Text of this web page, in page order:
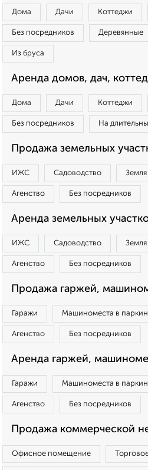
Дома Дачи Коттеджи
Без посредников Деревянные
Из бруса
Аренда домов, дач,
Дома Дачи Коттеджи
Без посредников На
Продажа земельных
ИЖС Садоводство
Агенство Без посредников
Аренда земельных
ИЖС Садоводство
Агенство Без посредников
Продажа гаржей,
Гаражи Машиноместа в
Агенство Без посредников
Аренда гаржей,
Гаражи Машиноместа в
Агенство Без посредников
Продажа коммерческой
Офисное помещение